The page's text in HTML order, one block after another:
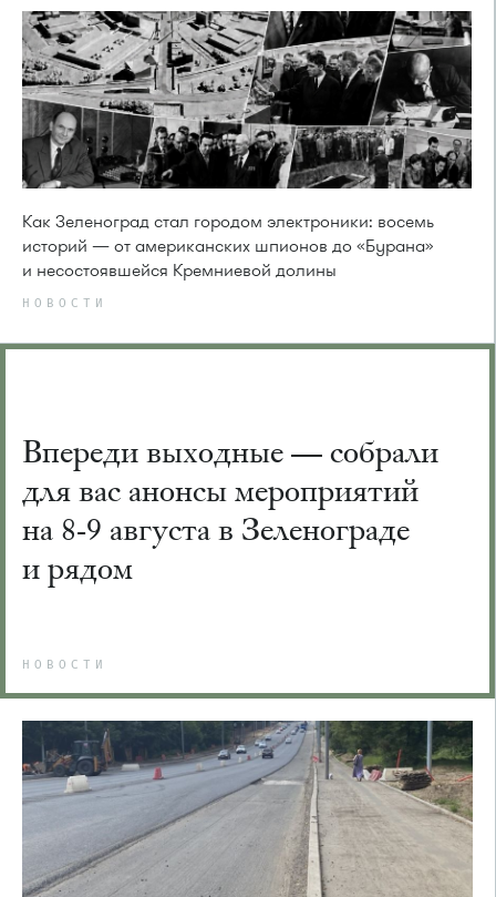
Как Зеленоград стал городом электроники: восемь
историй — от американских шпионов до «Бурана»
и несостоявшейся Кремниевой долины
НОВОСТИ
Впереди выходные — собрали
для вас анонсы мероприятий
на 8-9 августа в Зеленограде
и рядом
НОВОСТИ